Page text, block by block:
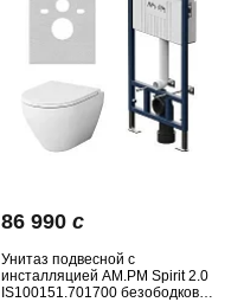
86 990 c
Унитаз подвесной с
инсталляцией AM.PM Spirit 2.0
IS100151.701700 безободковый,